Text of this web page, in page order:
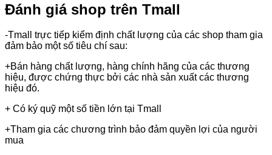
Đánh giá shop trên Tmall
-Tmall trực tiếp kiểm định chất lượng của các shop tham gia
đảm bảo một số tiêu chí sau:
+Bán hàng chất lượng, hàng chính hãng của các thương
hiệu, được chứng thực bởi các nhà sản xuất các thương
hiệu đó.
+ Có ký quỹ một số tiền lớn tại Tmall
+Tham gia các chương trình bảo đảm quyền lợi của người
mua